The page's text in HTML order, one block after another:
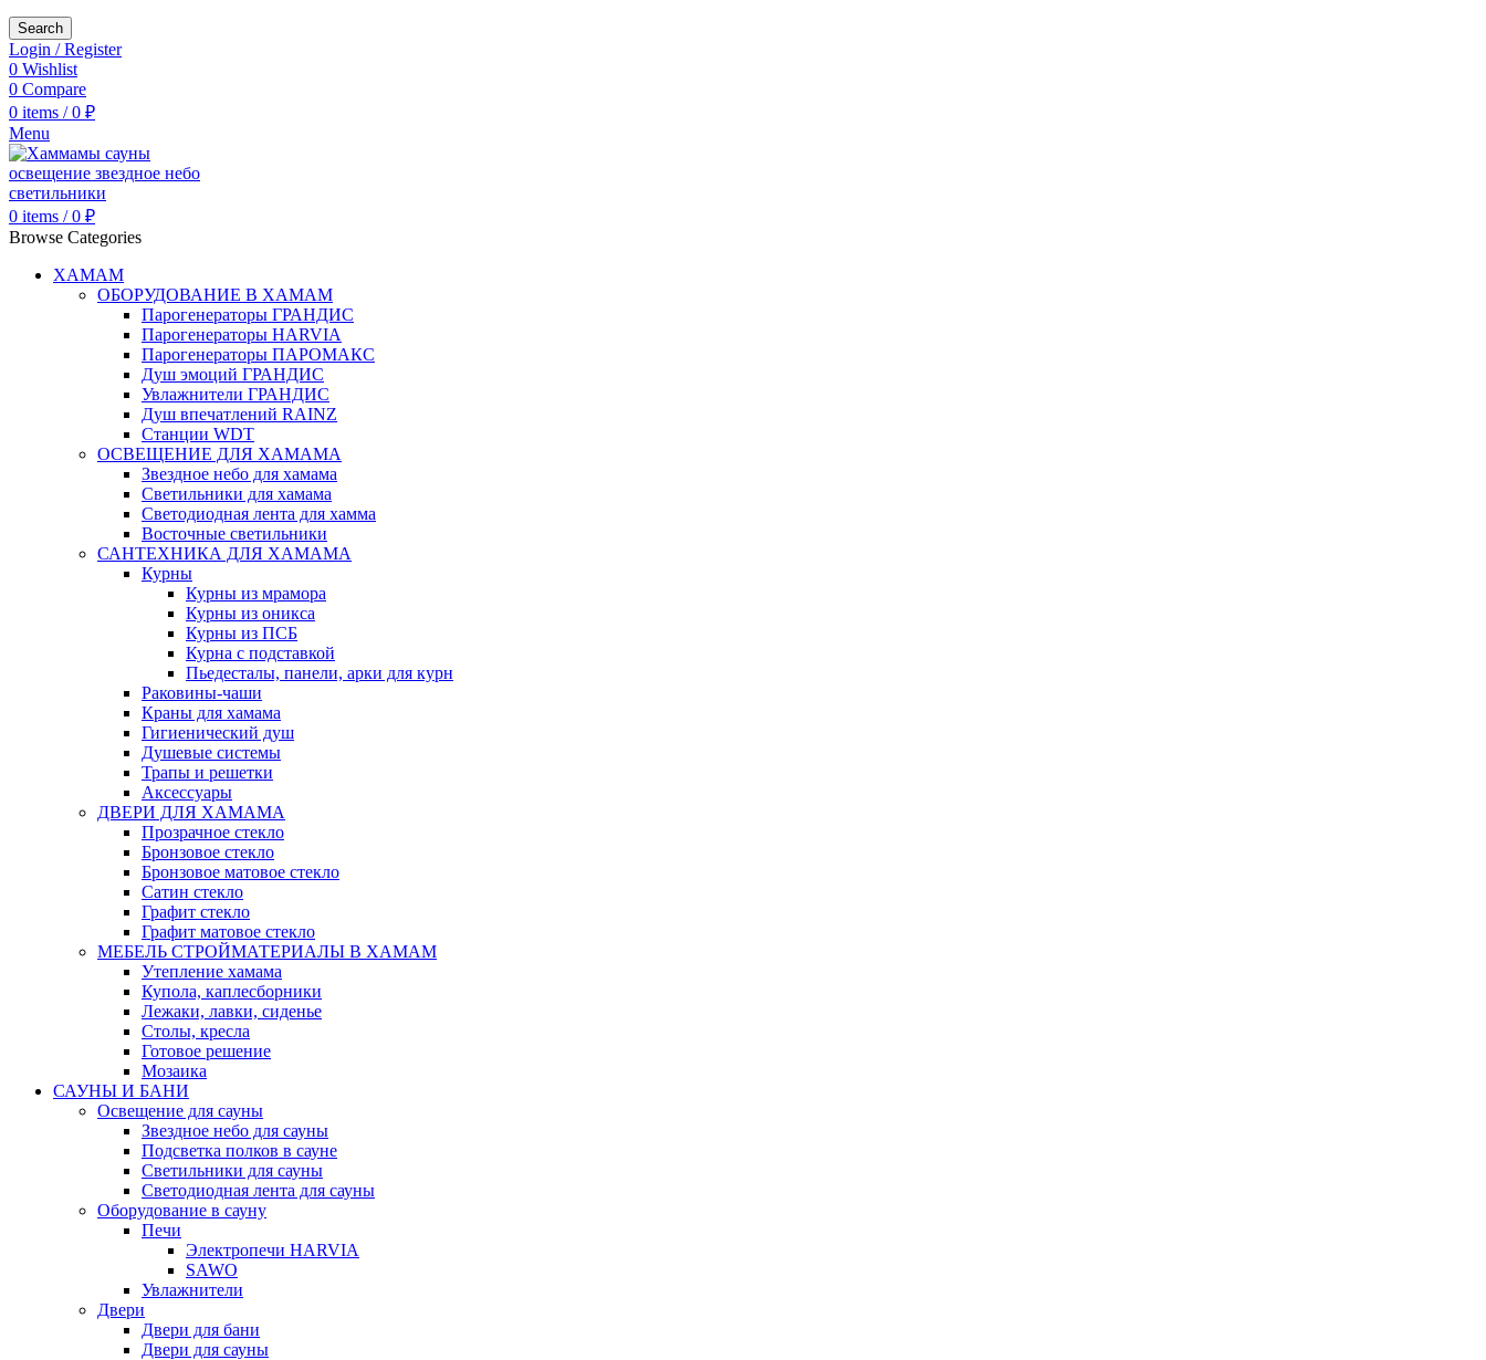
Search
Login / Register
0 Wishlist
0 Compare
0 items / 0 ₽
Menu
0 items / 0 ₽
Browse Categories
ХАМАМ
ОБОРУДОВАНИЕ В ХАМАМ
Парогенераторы ГРАНДИС
Парогенераторы HARVIA
Парогенераторы ПАРОМАКС
Душ эмоций ГРАНДИС
Увлажнители ГРАНДИС
Душ впечатлений RAINZ
Станции WDT
ОСВЕЩЕНИЕ ДЛЯ ХАМАМА
Звездное небо для хамама
Светильники для хамама
Светодиодная лента для хамма
Восточные светильники
САНТЕХНИКА ДЛЯ ХАМАМА
Курны
Курны из мрамора
Курны из оникса
Курны из ПСБ
Курна с подставкой
Пьедесталы, панели, арки для курн
Раковины-чаши
Краны для хамама
Гигиенический душ
Душевые системы
Трапы и решетки
Аксессуары
ДВЕРИ ДЛЯ ХАМАМА
Прозрачное стекло
Бронзовое стекло
Бронзовое матовое стекло
Сатин стекло
Графит стекло
Графит матовое стекло
МЕБЕЛЬ СТРОЙМАТЕРИАЛЫ В ХАМАМ
Утепление хамама
Купола, каплесборники
Лежаки, лавки, сиденье
Столы, кресла
Готовое решение
Мозаика
САУНЫ И БАНИ
Освещение для сауны
Звездное небо для сауны
Подсветка полков в сауне
Светильники для сауны
Светодиодная лента для сауны
Оборудование в сауну
Печи
Электропечи HARVIA
SAWO
Увлажнители
Двери
Двери для бани
Двери для сауны